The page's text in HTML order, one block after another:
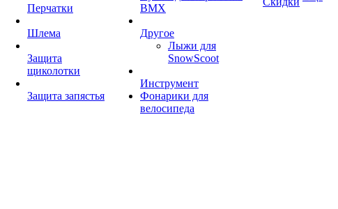
Перчатки
Шлема
Защита
щиколотки
Защита запястья
BMX
Другое
Лыжи для
SnowScoot
Инструмент
Фонарики для
велосипеда